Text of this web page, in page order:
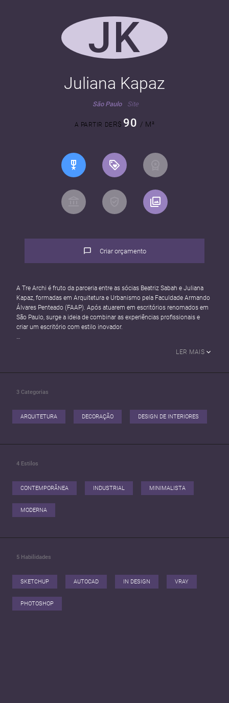
JK
Juliana Kapaz
São Paulo Site
A PARTIR DER$ 90 / M²
Criar orçamento
A Tre Archi é fruto da parceria entre as sócias Beatriz Sabah e Juliana
Kapaz, formadas em Arquitetura e Urbanismo pela Faculdade Armando
Álvares Penteado (FAAP). Após atuarem em escritórios renomados em
São Paulo, surge a ideia de combinar as experiências profissionais e
criar um escritório com estilo inovador.
Interiores de excelência, que atendam às necessidades e características
Na Tre Archi as arquitetas se dedicam desde à volumetria até aos
baseados na boa Arquitetura, bem estar, Arte e Design. O escopo de
atuação do escritório é diversificado, incluindo projetos residenciais,
LER MAIS
3 Categorias
ARQUITETURA DECORAÇÃO DESIGN DE INTERIORES
4 Estilos
CONTEMPORÂNEA INDUSTRIAL MINIMALISTA
MODERNA
5 Habilidades
SKETCHUP AUTOCAD IN DESIGN VRAY
PHOTOSHOP